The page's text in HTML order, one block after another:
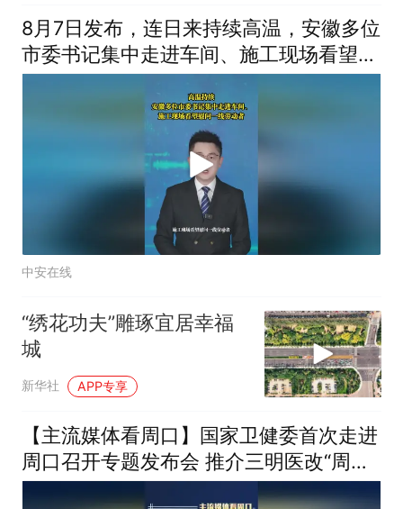
8月7日发布，连日来持续高温，安徽多位
市委书记集中走进车间、施工现场看望慰
问一线劳动者。#战高温 （编辑：晨晨）
投稿邮箱：3882124142
中安在线
“绣花功夫”雕琢宜居幸福
城
新华社 APP专享
【主流媒体看周口】国家卫健委首次走进
周口召开专题发布会 推介三明医改“周口
经验”